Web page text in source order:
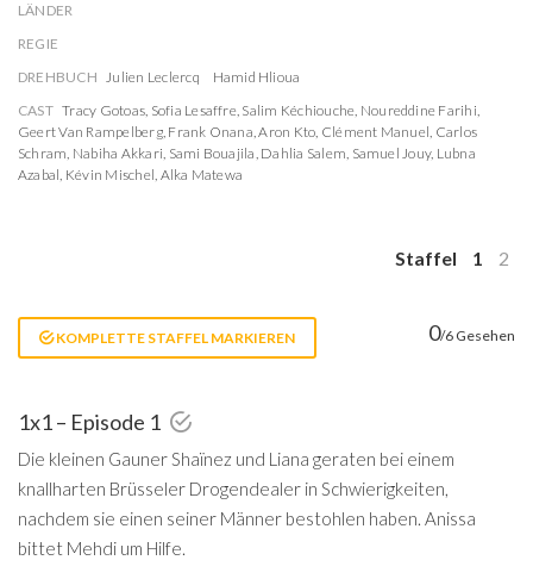
LÄNDER
REGIE
DREHBUCH Julien Leclercq
Hamid Hlioua
CAST Tracy Gotoas, Sofia Lesaffre, Salim Kéchiouche, Noureddine Farihi,
Geert Van Rampelberg, Frank Onana,Aron Kto, Clément Manuel, Carlos
Schram, Nabiha Akkari, Sami Bouajila, Dahlia Salem, Samuel Jouy, Lubna
Azabal, Kévin Mischel, Alka Matewa
Staffel 1 2
KOMPLETTE STAFFEL MARKIEREN 0/6 Gesehen
1x1 – Episode 1
Die kleinen Gauner Shaïnez und Liana geraten bei einem
knallharten Brüsseler Drogendealer in Schwierigkeiten,
nachdem sie einen seiner Männer bestohlen haben. Anissa
bittet Mehdi um Hilfe.